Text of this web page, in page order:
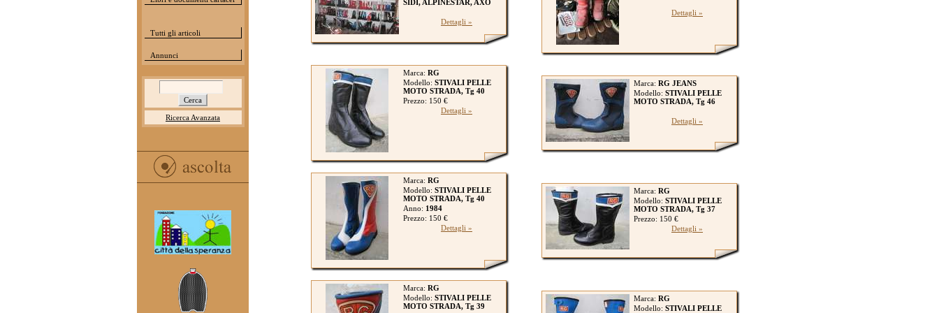
Tutti gli articoli
Annunci
Ricerca Avanzata
SIDI, ALPINESTAR, AXO
Dettagli »
Dettagli »
Marca: RG
Modello: STIVALI PELLE
MOTO STRADA, Tg 40
Prezzo: 150 €
Dettagli »
Marca: RG JEANS
Modello: STIVALI PELLE
MOTO STRADA, Tg 46
Dettagli »
Marca: RG
Modello: STIVALI PELLE
MOTO STRADA, Tg 40
Anno: 1984
Prezzo: 150 €
Dettagli »
Marca: RG
Modello: STIVALI PELLE
MOTO STRADA, Tg 37
Prezzo: 150 €
Dettagli »
Marca: RG
Modello: STIVALI PELLE
MOTO STRADA, Tg 39
Marca: RG
Modello: STIVALI PELLE